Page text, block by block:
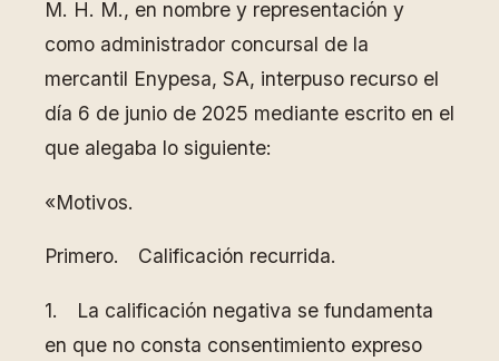
M. H. M., en nombre y representación y
como administrador concursal de la
mercantil Enypesa, SA, interpuso recurso el
día 6 de junio de 2025 mediante escrito en el
que alegaba lo siguiente:
«Motivos.
Primero. Calificación recurrida.
1. La calificación negativa se fundamenta
en que no consta consentimiento expreso